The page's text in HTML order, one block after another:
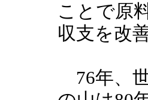
ことで原
収支を改
76年、